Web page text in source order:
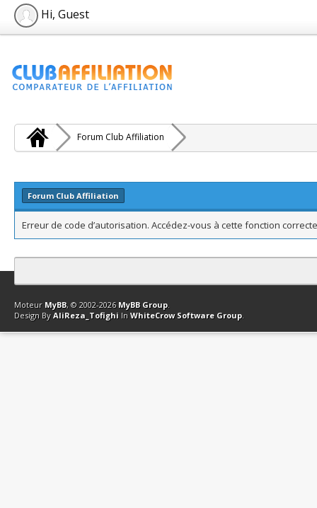
Hi, Guest
Forum Club Affiliation
Forum Club Affiliation
Erreur de code d’autorisation. Accédez-vous à cette fonction
Contact Club Affiliation Retourner en haut Version bas-débit
Moteur MyBB, © 2002-2026 MyBB Group.
Design By AliReza_Tofighi In WhiteCrow Software Group.